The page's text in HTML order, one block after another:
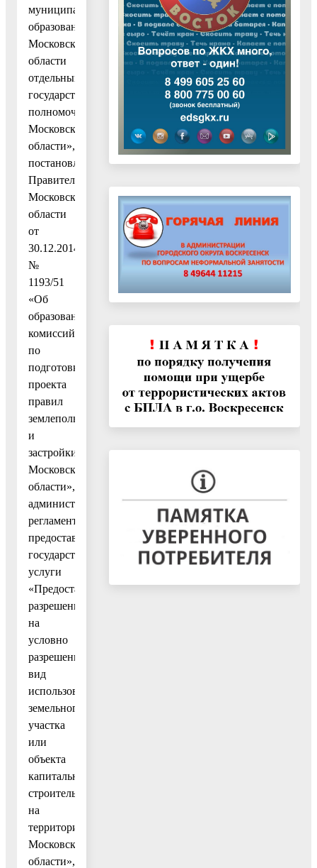
муниципальных
образований
Московской
области
отдельными
государственными
полномочиями
Московской
области»,
постановлением
Правительства
Московской
области
от
30.12.2014
№
1193/51
«Об
образовании
комиссий
по
подготовке
проекта
правил
землепользования
и
застройки
Московской
области»,
административным
регламентом
предоставления
государственной
услуги
«Предоставление
разрешения
на
условно
разрешенный
вид
использования
земельного
участка
или
объекта
капитального
строительства
на
территории
Московской
области»,